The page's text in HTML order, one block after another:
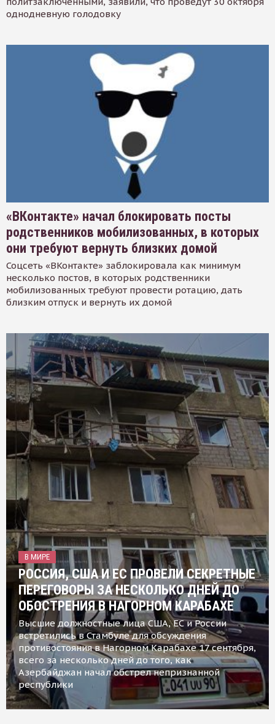
однодневную голодовку
«ВКонтакте» начал блокировать посты
родственников мобилизованных, в которых
они требуют вернуть близких домой
Соцсеть «ВКонтакте» заблокировала как минимум
несколько постов, в которых родственники
мобилизованных требуют провести ротацию, дать
близким отпуск и вернуть их домой
В МИРЕ
РОССИЯ, США И ЕС ПРОВЕЛИ СЕКРЕТНЫЕ
ПЕРЕГОВОРЫ ЗА НЕСКОЛЬКО ДНЕЙ ДО
ОБОСТРЕНИЯ В НАГОРНОМ КАРАБАХЕ
Высшие должностные лица США, ЕС и России
встретились в Стамбуле для обсуждения
противостояния в Нагорном Карабахе 17 сентября,
всего за несколько дней до того, как
Азербайджан начал обстрел непризнанной
республики